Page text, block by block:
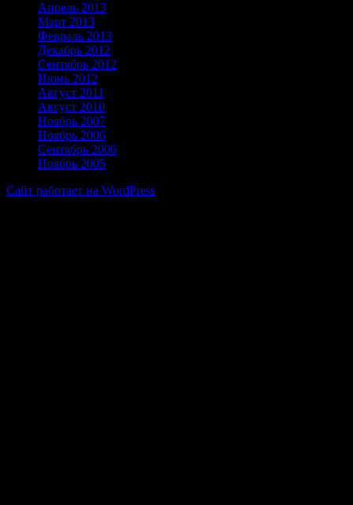
Апрель 2013
Март 2013
Февраль 2013
Декабрь 2012
Сентябрь 2012
Июнь 2012
Август 2011
Август 2010
Ноябрь 2007
Ноябрь 2006
Сентябрь 2006
Ноябрь 2005
Сайт работает на WordPress